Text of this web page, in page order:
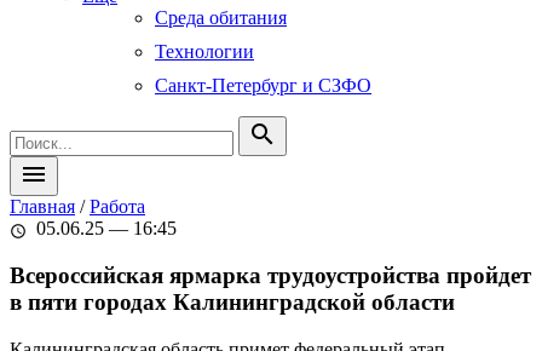
Среда обитания
Технологии
Санкт-Петербург и СЗФО
search
menu
Главная /Работа
schedule 05.06.25 — 16:45
Всероссийская ярмарка трудоустройства пройдет
в пяти городах Калининградской области